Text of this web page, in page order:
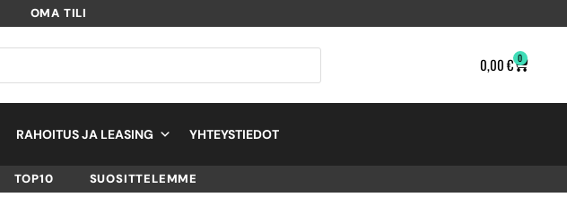
OMA TILI
0,00€ 0
RAHOITUS JA LEASING YHTEYSTIEDOT
TOP10 SUOSITTELEMME